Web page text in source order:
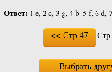
Ответ: 1 e, 2 c, 3 g, 4 b, 5 f, 6 d,
<< Стр 47 Стр
Выбрать